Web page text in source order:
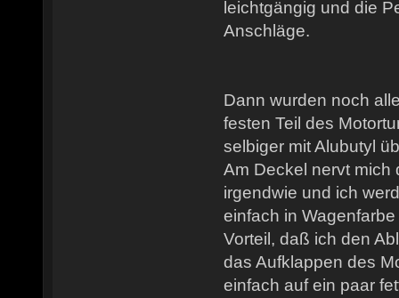
leichtgängig und die
Anschläge.
Dann wurden noch
festen Teil des
selbiger mit Alubutyl
Am Deckel nervt mich
irgendwie und ich
einfach in
Vorteil, daß ich den
das Aufklappen des
einfach auf ein paar